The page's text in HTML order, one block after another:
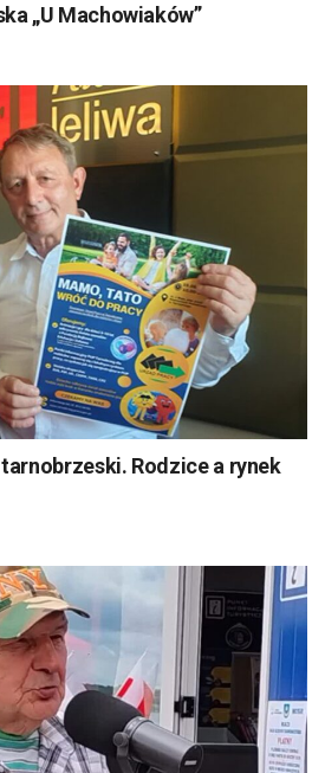
„U Machowiaków”
Rodzice a rynek